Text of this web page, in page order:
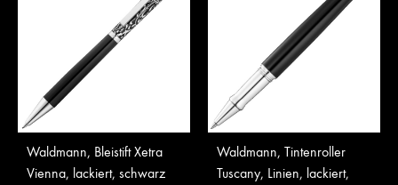
Waldmann, Bleistift Xetra
Vienna, lackiert, schwarz
Waldmann, Tintenroller
Tuscany, Linien, lackiert,